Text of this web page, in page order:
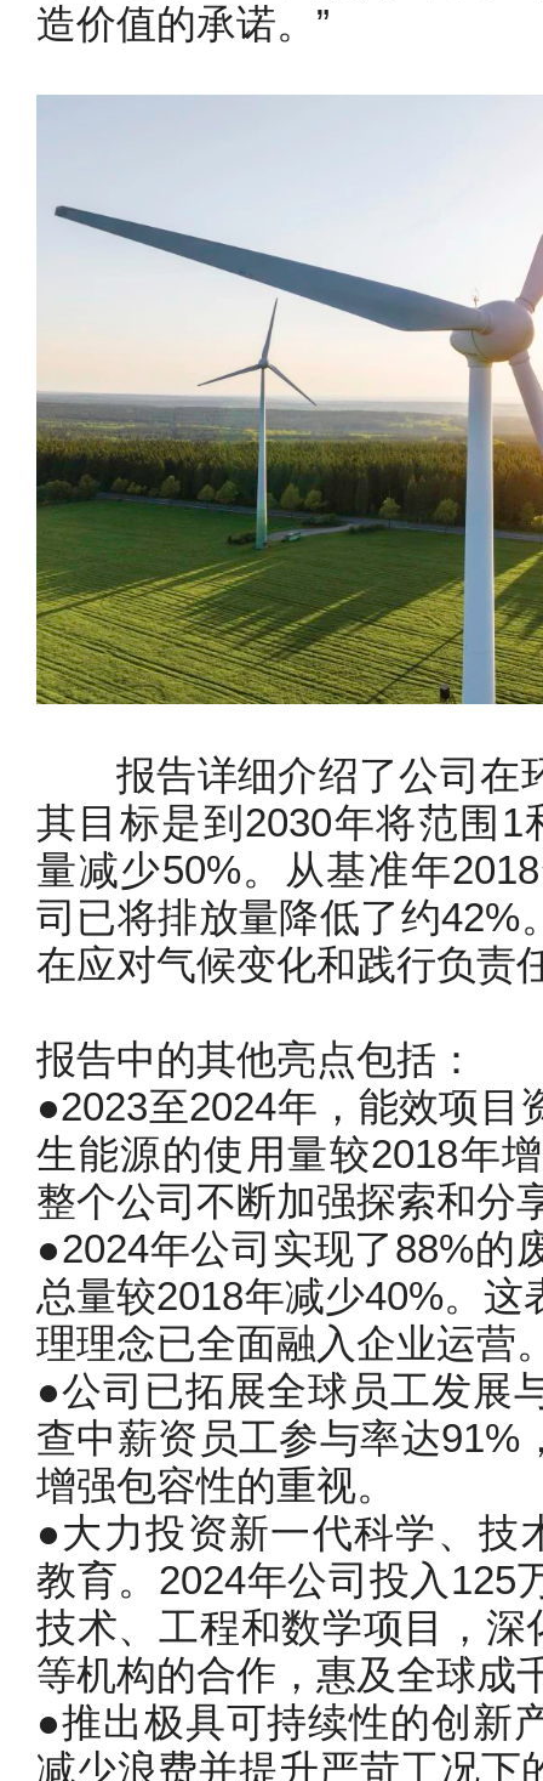
造价值的承诺。”
报告详细介绍了公司在
其目标是到2030年将范围
量减少50%。从基准年
司已将排放量降低了约42%
在应对气候变化和践行负责
报告中的其他亮点包括：
●2023至2024年，能效项目
生能源的使用量较2018年
整个公司不断加强探索和分
●2024年公司实现了88%的
总量较2018年减少40%。
理理念已全面融入企业运营
●公司已拓展全球员工发展
查中薪资员工参与率达91%
增强包容性的重视。
●大力投资新一代科学、技
教育。2024年公司投入125
技术、工程和数学项目，
等机构的合作，惠及全球成
●推出极具可持续性的创新
减少浪费并提升严苛工况下